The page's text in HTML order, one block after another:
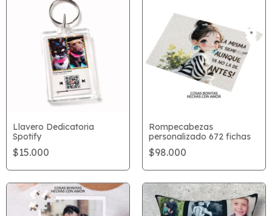
Llavero Dedicatoria
Spotify
$15.000
Rompecabezas
personalizado 672 fichas
$98.000